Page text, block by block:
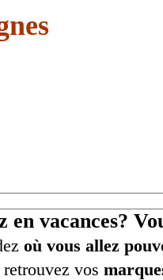
en vacances?
où vous allez
vos